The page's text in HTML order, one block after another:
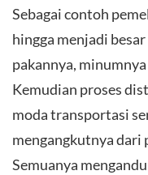
Sebagai contoh
hingga menjadi
pakannya,
Kemudian proses
moda transportasi
mengangkutnya dari
Semuanya